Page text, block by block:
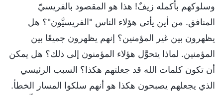
وسلوكهم بأكمله زيفٌ! هذا هو المقصود بالفريسيّ
المنافق. من أين يأتي هؤلاء الناس "الفريسيَّون"؟ هل
يظهرون بين غير المؤمنين؟ إنهم يظهرون جميعًا بين
المؤمنين. لماذا يتحوَّل هؤلاء المؤمنون إلى ذلك؟ هل يمكن
أن تكون كلمات الله قد جعلتهم هكذا؟ السبب الرئيسي
الذي يجعلهم يصبحون هكذا هو أنهم سلكوا المسار الخطأ.